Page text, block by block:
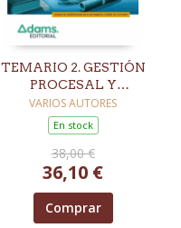
TEMARIO 2. GESTIÓN
PROCESAL Y
ADMINISTRATIVA.
TURNO LIBRE
VARIOS AUTORES
En stock
38,00 €
36,10 €
Comprar